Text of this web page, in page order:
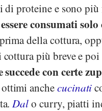
proteine e sono
essere consumati
della cottura,
più breve e
con certe
anchecucinati
Dalo curry, piatti